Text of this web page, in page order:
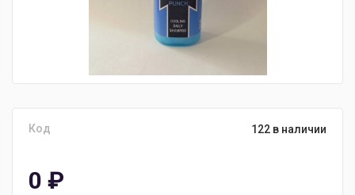
Код 122 в наличии
0 ₽